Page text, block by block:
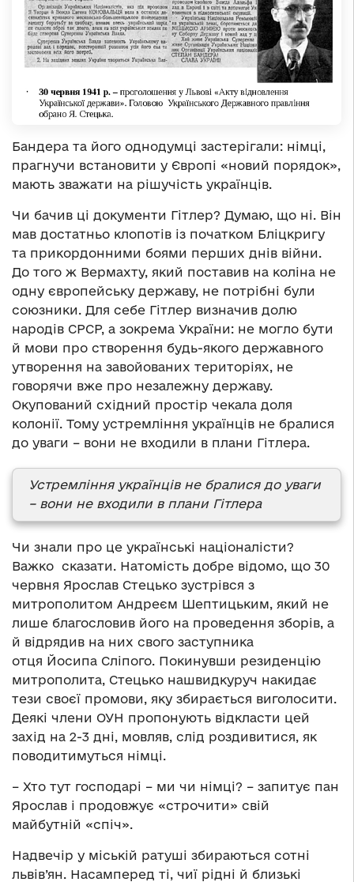
Бандера та його однодумці застерігали: німці,
прагнучи встановити у Європі «новий порядок»,
мають зважати на рішучість українців.
Чи бачив ці документи Гітлер? Думаю, що ні. Він
мав достатньо клопотів із початком Бліцкригу
та прикордонними боями перших днів війни.
До того ж Вермахту, який поставив на коліна не
одну європейську державу, не потрібні були
союзники. Для себе Гітлер визначив долю
народів СРСР, а зокрема України: не могло бути
й мови про створення будь-якого державного
утворення на завойованих територіях, не
говорячи вже про незалежну державу.
Окупований східний простір чекала доля
колонії. Тому устремління українців не бралися
до уваги – вони не входили в плани Гітлера.
Устремління українців не бралися до уваги
– вони не входили в плани Гітлера
Чи знали про це українські націоналісти?
Важко сказати. Натомість добре відомо, що 30
червня Ярослав Стецько зустрівся з
митрополитом Андреєм Шептицьким, який не
лише благословив його на проведення зборів, а
й відрядив на них свого заступника
отця Йосипа Сліпого. Покинувши резиденцію
митрополита, Стецько нашвидкуруч накидає
тези своєї промови, яку збирається виголосити.
Деякі члени ОУН пропонують відкласти цей
захід на 2-3 дні, мовляв, слід роздивитися, як
поводитимуться німці.
– Хто тут господарі – ми чи німці? – запитує пан
Ярослав і продовжує «строчити» свій
майбутній «спіч».
Надвечір у міській ратуші збираються сотні
львів’ян. Насамперед ті, чиї рідні й близькі